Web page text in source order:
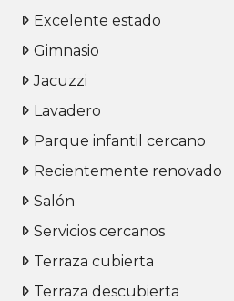
Excelente estado
Gimnasio
Jacuzzi
Lavadero
Parque infantil cercano
Recientemente renovado
Salón
Servicios cercanos
Terraza cubierta
Terraza descubierta